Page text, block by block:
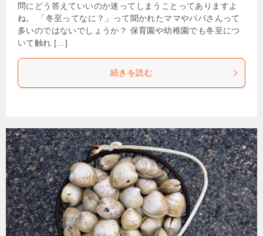
問にどう答えていいのか迷ってしまうことってありますよ
ね。 「冬至ってなに？」って聞かれたママやパパさんって
多いのではないでしょうか？ 保育園や幼稚園でも冬至につ
いて触れ […]
続きを読む